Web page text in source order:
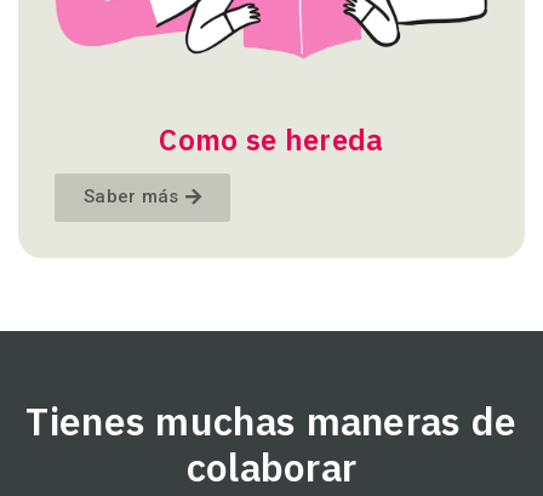
Como se hereda
Saber más
Tienes muchas maneras de
colaborar